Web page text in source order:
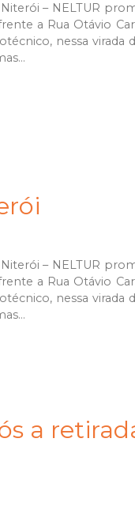
– NELTUR
a Rua Otávio
nessa virada
– NELTUR
a Rua Otávio
nessa virada
a